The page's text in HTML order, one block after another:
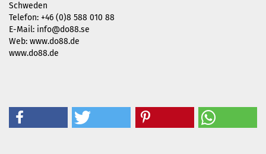
Schweden
Telefon: +46 (0)8 588 010 88
E-Mail: info@do88.se
Web: www.do88.de
www.do88.de